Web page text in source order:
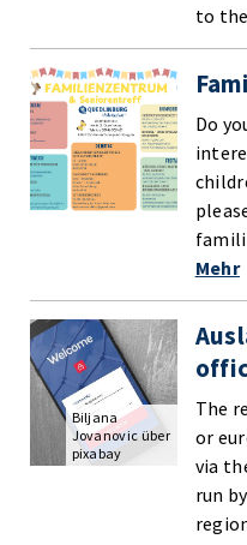
to
Do
Mehr
The
or
via
run
Biljana
Jovanovic über
pixabay